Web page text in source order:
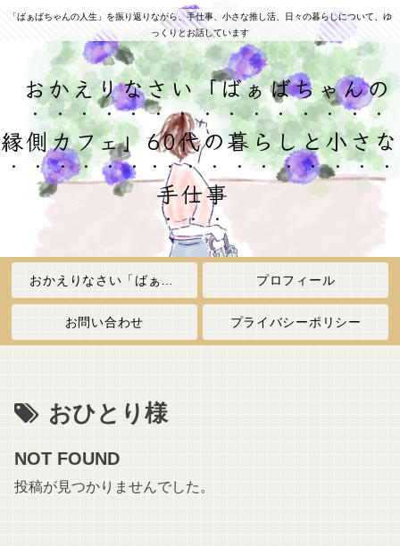
「ばぁばちゃんの人生」を振り返りながら、手仕事、小さな推し活、日々の暮らしについて、ゆ
っくりとお話しています
おかえりなさい「ばぁばちゃんの
縁側カフェ」60代の暮らしと小さな
手仕事
プロフィール
お問い合わせ プライバシーポリシー
おひとり様
NOT FOUND
投稿が見つかりませんでした。